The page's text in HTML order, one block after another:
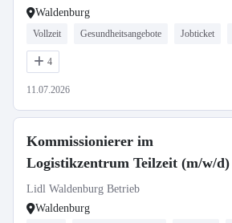
Waldenburg
Vollzeit Gesundheitsangebote Jobticket
4
11.07.2026
Kommissionierer im
Logistikzentrum Teilzeit (m/w/d)
Lidl Waldenburg Betrieb
Waldenburg